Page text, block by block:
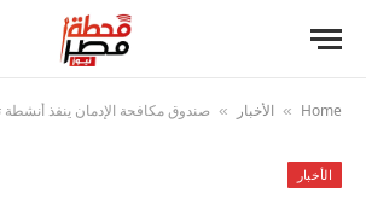
Home
» الأخبار » صندوق مكافحة الإدمان ينفذ أنشطة توعوية ببئر العبد والعريش
الأخبار